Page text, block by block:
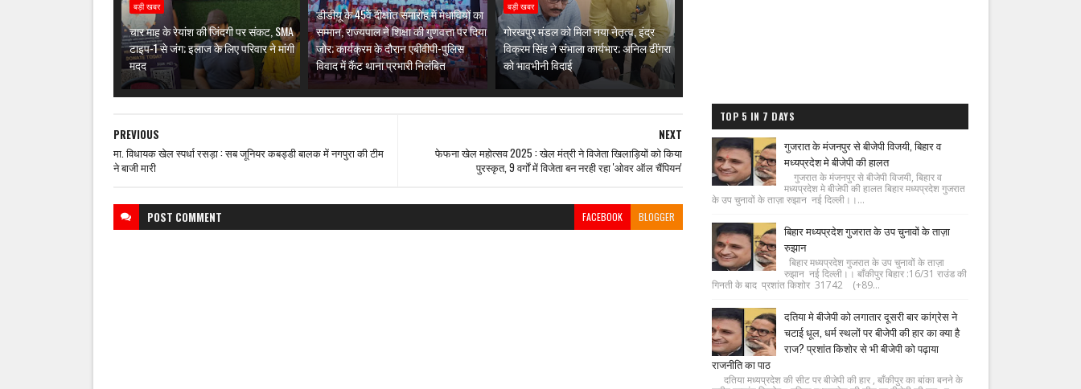
बड़ी खबर
चार माह के रेयांश की जिंदगी पर संकट, SMA
टाइप-1 से जंग; इलाज के लिए परिवार ने मांगी
मदद
डीडीयू के 45वें दीक्षांत समारोह में मेधावियों का
सम्मान, राज्यपाल ने शिक्षा की गुणवत्ता पर दिया
जोर; कार्यक्रम के दौरान एबीवीपी-पुलिस
विवाद में कैंट थाना प्रभारी निलंबित
बड़ी खबर
गोरखपुर मंडल को मिला नया नेतृत्व, इंद्र
विक्रम सिंह ने संभाला कार्यभार; अनिल ढींगरा
को भावभीनी विदाई
NEXT
फेफना खेल महोत्सव 2025 : खेल मंत्री ने विजेता खिलाड़ियों को किया
पुरस्कृत, 9 वर्गों में विजेता बन नरही रहा 'ओवर ऑल चैंपियन'
PREVIOUS
मा. विधायक खेल स्पर्धा रसड़ा : सब जूनियर कबड्डी बालक में नगपुरा की टीम
ने बाजी मारी
POST COMMENT FACEBOOK BLOGGER
TOP 5 IN 7 DAYS
गुजरात के मंजनपुर से बीजेपी विजयी, बिहार व
मध्यप्रदेश मे बीजेपी की हालत
गुजरात के मंजनपुर से बीजेपी विजयी, बिहार व
मध्यप्रदेश मे बीजेपी की हालत बिहार मध्यप्रदेश गुजरात
के उप चुनावों के ताज़ा रुझान नई दिल्ली।।...
बिहार मध्यप्रदेश गुजरात के उप चुनावों के ताज़ा
रुझान
बिहार मध्यप्रदेश गुजरात के उप चुनावों के ताज़ा
रुझान नई दिल्ली।। बाँकीपुर बिहार :16/31 राउंड की
गिनती के बाद प्रशांत किशोर 31742 (+89...
दतिया मे बीजेपी को लगातार दूसरी बार कांग्रेस ने
चटाई धूल, धर्म स्थलों पर बीजेपी की हार का क्या है
राज? प्रशांत किशोर से भी बीजेपी को पढ़ाया
राजनीति का पाठ
दतिया मध्यप्रदेश की सीट पर बीजेपी की हार , बाँकीपुर का बांका बनने के